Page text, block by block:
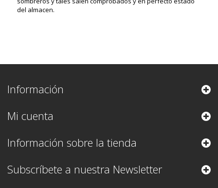
del almacen.
Información
Mi cuenta
Información sobre la tienda
Subscríbete a nuestra Newsletter